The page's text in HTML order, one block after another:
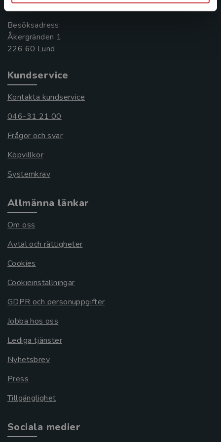
Besöksadress:
Åkergränden 1
Kundservice
Kontakta kundservice
046-31 21 00
Frågor och svar
Köpvillkor
Systemkrav
Allmänna länkar
Om oss
Avtal och rättigheter
Cookies
Cookieinställningar
GDPR och personuppgifter
Jobba hos oss
Lediga tjänster
Nyhetsbrev
Press
Tillgänglighet
Sociala medier